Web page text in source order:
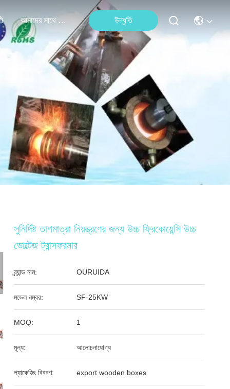
আমাদের সাথে যোগাযোগ করুন উদ্ধৃতি
সুনির্দিষ্ট তাপমাত্রা নিয়ন্ত্রণের জন্য উচ্চ ফ্রিকোয়েন্সি উচ্চ
ভোল্টেজ ট্রান্সফরমার
ব্র্যান্ড নাম: OURUIDA
মডেল নম্বর: SF-25KW
MOQ: 1
মূল্য: আলোচনাযোগ্য
প্যাকেজিং বিবরণ: export wooden boxes